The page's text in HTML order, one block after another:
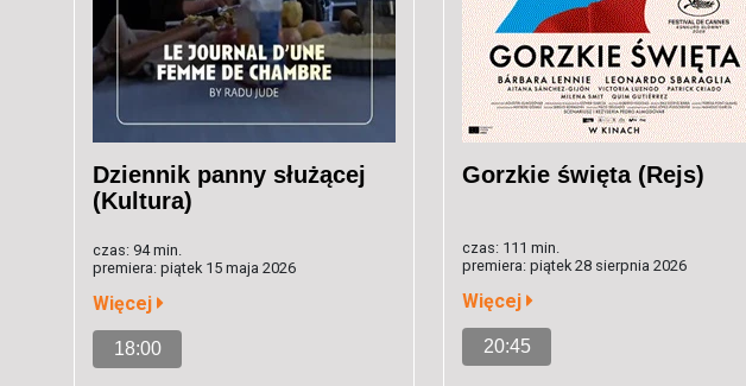
Dziennik panny służącej
(Kultura)
czas: 94 min.
premiera: piątek 15 maja 2026
Więcej
18:00
Gorzkie święta (Rejs)
czas: 111 min.
premiera: piątek 28 sierpnia 2026
Więcej
20:45